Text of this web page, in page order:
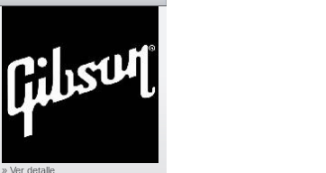
» Ver detalle